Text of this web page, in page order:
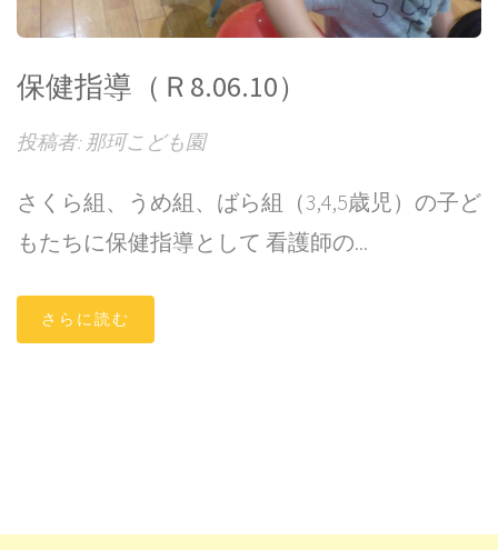
保健指導（Ｒ8.06.10）
投稿者: 那珂こども園
さくら組、うめ組、ばら組（3,4,5歳児）の子ど
もたちに保健指導として 看護師の...
さらに読む